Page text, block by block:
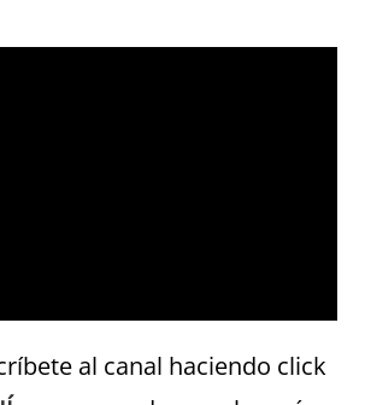
al canal haciendo click